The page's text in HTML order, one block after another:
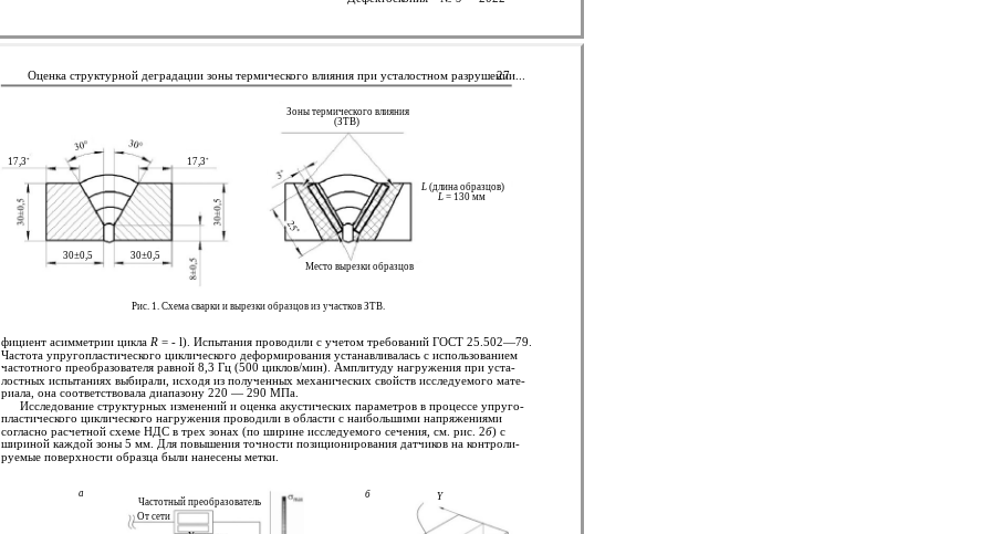
Оценка структурной деградации зоны термического влияния при усталостном разрушении...
27
Зоны термического влияния
(ЗТВ)
17,3 * 17,3*
L(длина образцов)
L= 130 мм
30±0,5
30±0,5
Место вырезки образцов
Рис. 1. Схема сварки и вырезки образцов из участков ЗТВ.
фициент асимметрии цикла R= - l). Испытания проводили с учетом требований ГОСТ 25.502—79.
Частота упругопластического циклического деформирования устанавливалась с использованием
частотного преобразователя равной 8,3 Гц (500 циклов/мин). Амплитуду нагружения при уста-
лостных испытаниях выбирали, исходя из полученных механических свойств исследуемого мате-
риала, она соответствовала диапазону 220 — 290 МПа.
Исследование структурных изменений и оценка акустических параметров в процессе упруго-
пластического циклического нагружения проводили в области с наибольшими напряжениями
согласно расчетной схеме НДС в трех зонах (по ширине исследуемого сечения, см. рис. 2б) с
шириной каждой зоны 5 мм. Для повышения точности позиционирования датчиков на контроли-
руемые поверхности образца были нанесены метки.
а б Y
Частотный преобразователь
От сети